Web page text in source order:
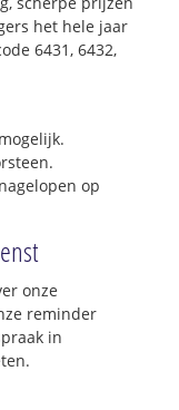
het hele jaar
6431, 6432,
op
onze
reminder
in